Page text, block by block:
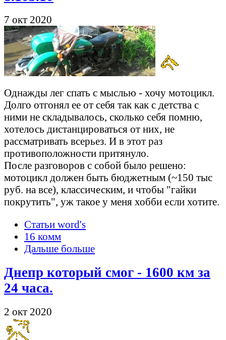
7 окт 2020
Однажды лег спать с мыслью - хочу мотоцикл.
Долго отгонял ее от себя так как с детства с
ними не складывалось, сколько себя помню,
хотелось дистанцироваться от них, не
рассматривать всерьез. И в этот раз
противоположности притянуло.
После разговоров с собой было решено:
мотоцикл должен быть бюджетным (~150 тыс
руб. на все), классическим, и чтобы "гайки
покрутить", уж такое у меня хобби если хотите.
Статьи word's
16 комм
Дальше больше
Днепр который смог - 1600 км за
24 часа.
2 окт 2020